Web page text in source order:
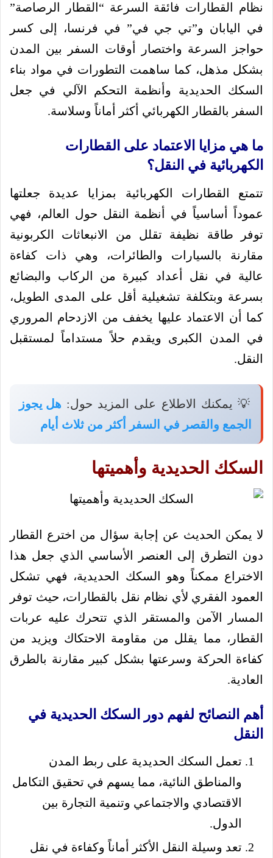
نظام القطارات فائقة السرعة “القطار الرصاصة”
في اليابان و”تي جي في” في فرنسا، إلى كسر
حواجز السرعة واختصار أوقات السفر بين المدن
بشكل مذهل، كما ساهمت التطورات في مواد بناء
السكك الحديدية وأنظمة التحكم الآلي في جعل
السفر بالقطار الكهربائي أكثر أماناً وسلاسة.
ما هي مزايا الاعتماد على القطارات
الكهربائية في النقل؟
تتمتع القطارات الكهربائية بمزايا عديدة جعلتها
عموداً أساسياً في أنظمة النقل حول العالم، فهي
توفر طاقة نظيفة تقلل من الانبعاثات الكربونية
مقارنة بالسيارات والطائرات، وهي ذات كفاءة
عالية في نقل أعداد كبيرة من الركاب والبضائع
بسرعة وبتكلفة تشغيلية أقل على المدى الطويل،
كما أن الاعتماد عليها يخفف من الازدحام المروري
في المدن الكبرى ويقدم حلاً مستداماً لمستقبل
النقل.
💡 يمكنك الاطلاع على المزيد حول: هل يجوز
الجمع والقصر في السفر أكثر من ثلاث أيام
السكك الحديدية وأهميتها
لا يمكن الحديث عن إجابة سؤال من اخترع القطار
دون التطرق إلى العنصر الأساسي الذي جعل هذا
الاختراع ممكناً وهو السكك الحديدية، فهي تشكل
العمود الفقري لأي نظام نقل بالقطارات، حيث توفر
المسار الآمن والمستقر الذي تتحرك عليه عربات
القطار، مما يقلل من مقاومة الاحتكاك ويزيد من
كفاءة الحركة وسرعتها بشكل كبير مقارنة بالطرق
العادية.
أهم النصائح لفهم دور السكك الحديدية في
النقل
تعمل السكك الحديدية على ربط المدن
والمناطق النائية، مما يسهم في تحقيق التكامل
الاقتصادي والاجتماعي وتنمية التجارة بين
الدول.
تعد وسيلة النقل الأكثر أماناً وكفاءة في نقل